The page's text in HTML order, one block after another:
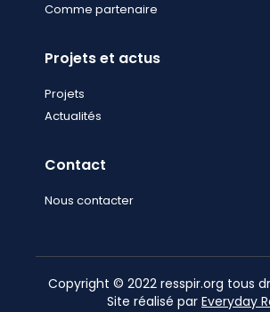
Comme partenaire
Projets et actus
Projets
Actualités
Contact
Nous contacter
Copyright © 2022 resspir.org tous
Site réalisé par Everyday